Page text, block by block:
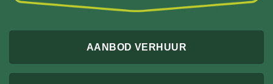
AANBOD VERHUUR